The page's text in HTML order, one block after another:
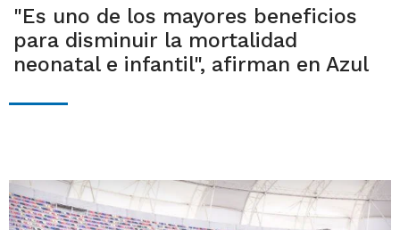
"Es uno de los mayores beneficios
para disminuir la mortalidad
neonatal e infantil", afirman en Azul